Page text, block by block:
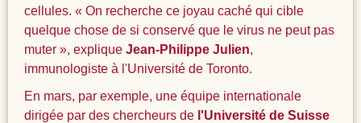
cellules. « On recherche ce joyau caché qui cible
quelque chose de si conservé que le virus ne peut pas
muter », explique Jean-Philippe Julien,
immunologiste à l'Université de Toronto.
En mars, par exemple, une équipe internationale
dirigée par des chercheurs de l'Université de Suisse